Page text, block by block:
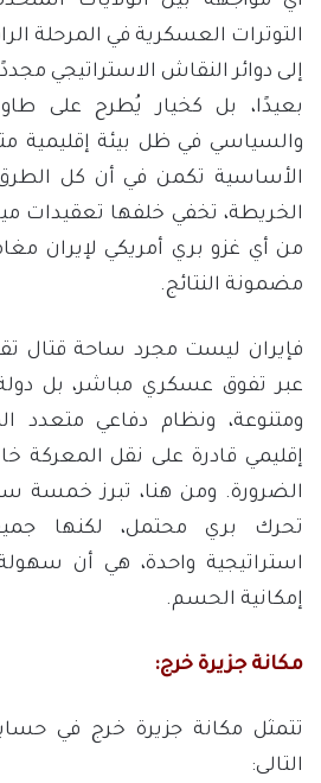
التوترات العسكرية في المرحلة
إلى دوائر النقاش الاستراتيجي
بعيدًا، بل كخيار يُطرح على
والسياسي في ظل بيئة إقليمية
الأساسية تكمن في أن كل الطرق
الخريطة، تخفي خلفها تعقيدات
من أي غزو بري أمريكي لإيران
مضمونة النتائج.
فإيران ليست مجرد ساحة قتال
عبر تفوق عسكري مباشر، بل
ومتنوعة، ونظام دفاعي متعدد
إقليمي قادرة على نقل المعركة
الضرورة. ومن هنا، تبرز خمسة
تحرك بري محتمل، لكنها
استراتيجية واحدة، هي أن سهولة
إمكانية الحسم.
مكانة جزيرة خرج:
تتمثل مكانة جزيرة خرج في
التالى: